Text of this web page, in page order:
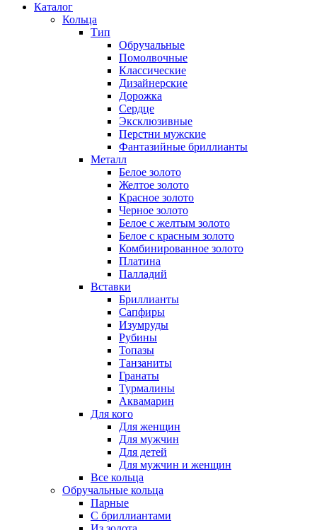
Каталог
Кольца
Тип
Обручальные
Помолвочные
Классические
Дизайнерские
Дорожка
Сердце
Эксклюзивные
Перстни мужские
Фантазийные бриллианты
Металл
Белое золото
Желтое золото
Красное золото
Черное золото
Белое с желтым золото
Белое с красным золото
Комбинированное золото
Платина
Палладий
Вставки
Бриллианты
Сапфиры
Изумруды
Рубины
Топазы
Танзаниты
Гранаты
Турмалины
Аквамарин
Для кого
Для женщин
Для мужчин
Для детей
Для мужчин и женщин
Все кольца
Обручальные кольца
Парные
С бриллиантами